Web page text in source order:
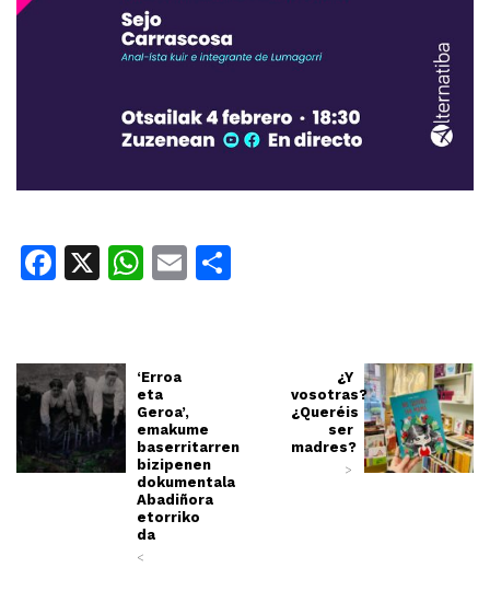
Facebook
X WhatsApp
Email
‘Erroa
eta
Geroa’,
emakume
baserritarren
bizipenen
dokumentala
Abadiñora
etorriko
da
<
¿Y
vosotras?
¿Queréis
ser
madres?
>